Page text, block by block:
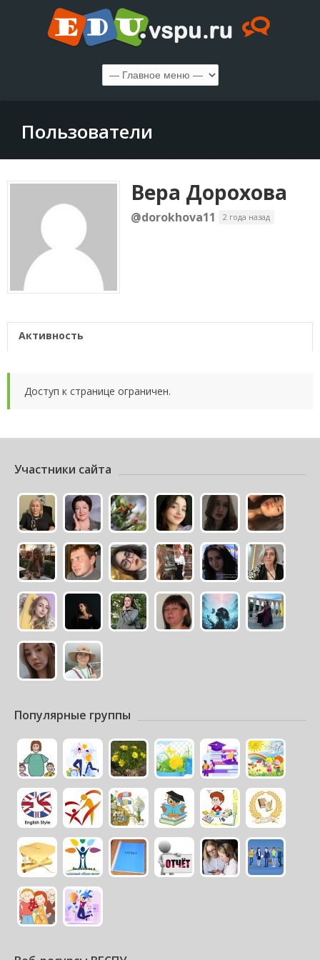
Пользователи
Вера Дорохова
@dorokhova11 2 года назад
Активность
Доступ к странице ограничен.
Участники сайта
Популярные группы